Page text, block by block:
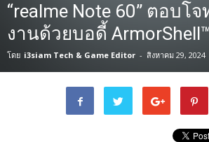
“realme Note 60” ตอบโ
งานด้วยบอดี้
โดย i3siam Tech & Game Editor - สิงหาคม 29, 2024